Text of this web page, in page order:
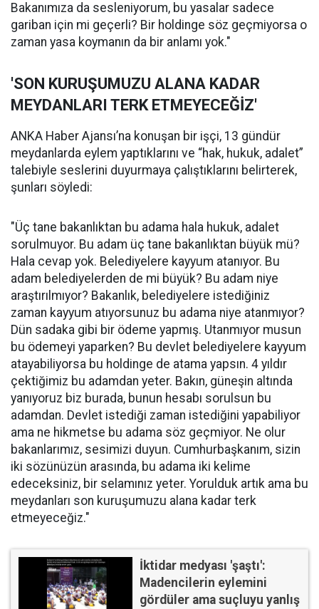
Bakanımıza da sesleniyorum, bu yasalar sadece
gariban için mi geçerli? Bir holdinge söz geçmiyorsa o
zaman yasa koymanın da bir anlamı yok."
'SON KURUŞUMUZU ALANA KADAR
MEYDANLARI TERK ETMEYECEĞİZ'
ANKA Haber Ajansı’na konuşan bir işçi, 13 gündür
meydanlarda eylem yaptıklarını ve “hak, hukuk, adalet”
talebiyle seslerini duyurmaya çalıştıklarını belirterek,
şunları söyledi:
"Üç tane bakanlıktan bu adama hala hukuk, adalet
sorulmuyor. Bu adam üç tane bakanlıktan büyük mü?
Hala cevap yok. Belediyelere kayyum atanıyor. Bu
adam belediyelerden de mi büyük? Bu adam niye
araştırılmıyor? Bakanlık, belediyelere istediğiniz
zaman kayyum atıyorsunuz bu adama niye atanmıyor?
Dün sadaka gibi bir ödeme yapmış. Utanmıyor musun
bu ödemeyi yaparken? Bu devlet belediyelere kayyum
atayabiliyorsa bu holdinge de atama yapsın. 4 yıldır
çektiğimiz bu adamdan yeter. Bakın, güneşin altında
yanıyoruz biz burada, bunun hesabı sorulsun bu
adamdan. Devlet istediği zaman istediğini yapabiliyor
ama ne hikmetse bu adama söz geçmiyor. Ne olur
bakanlarımız, sesimizi duyun. Cumhurbaşkanım, sizin
iki sözünüzün arasında, bu adama iki kelime
edeceksiniz, bir selamınız yeter. Yorulduk artık ama bu
meydanları son kuruşumuzu alana kadar terk
etmeyeceğiz."
İktidar medyası 'şaştı':
Madencilerin eylemini
gördüler ama suçluyu yanlış